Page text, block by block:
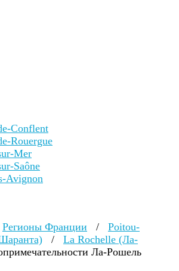
Conflent
Rouergue
Mer
Saône
Avignon
Регионы Франции /
Poitou-
/
La Rochelle (Ла-
Ла-Рошель